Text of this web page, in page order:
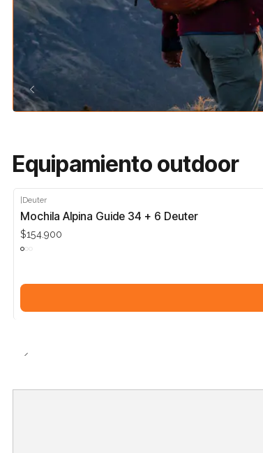
Equipamiento outdoor
|Deuter
Mochila Alpina Guide 34 + 6 Deuter
$154.900